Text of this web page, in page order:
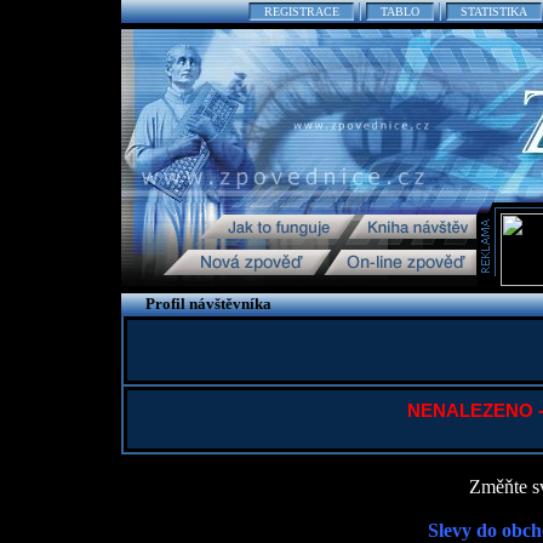
REGISTRACE TABLO STATISTIKA
Profil návštěvníka
NENALEZENO
Změňte
Slevy do